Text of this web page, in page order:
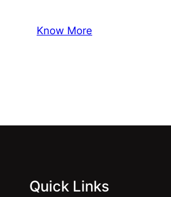
Know More
Quick Links